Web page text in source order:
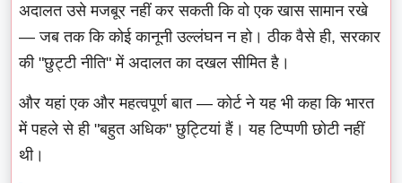
अदालत उसे मजबूर नहीं कर सकती कि वो एक खास सामान रखे
— जब तक कि कोई कानूनी उल्लंघन न हो। ठीक वैसे ही, सरकार
की "छुट्टी नीति" में अदालत का दखल सीमित है।
और यहां एक और महत्वपूर्ण बात — कोर्ट ने यह भी कहा कि भारत
में पहले से ही "बहुत अधिक" छुट्टियां हैं। यह टिप्पणी छोटी नहीं
थी।